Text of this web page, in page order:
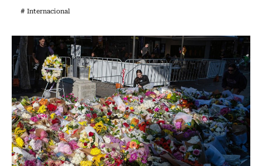
# Internacional